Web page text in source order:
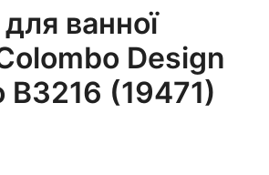
ванної
Design
(19471)